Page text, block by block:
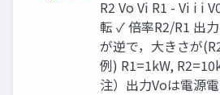
R2 Vo Vi R1 - Vi i i
転 ✓ 倍率R2/R1 出
が逆で，大きさが
例) R1=1kW,
注）出力Voは電源